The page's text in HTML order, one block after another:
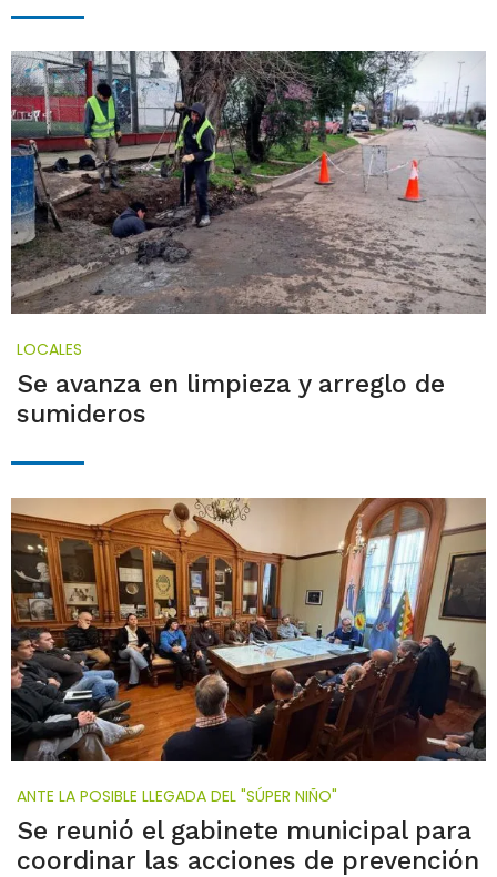
LOCALES
Se avanza en limpieza y arreglo de
sumideros
ANTE LA POSIBLE LLEGADA DEL "SÚPER NIÑO"
Se reunió el gabinete municipal para
coordinar las acciones de prevención